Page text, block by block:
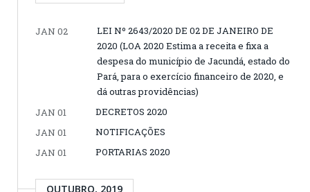
JAN 02
LEI Nº 2643/2020 DE 02 DE JANEIRO DE
2020 (LOA 2020 Estima a receita e fixa a
despesa do município de Jacundá, estado do
Pará, para o exercício financeiro de 2020, e
dá outras providências)
JAN 01
DECRETOS 2020
JAN 01
NOTIFICAÇÕES
JAN 01
PORTARIAS 2020
OUTUBRO, 2019